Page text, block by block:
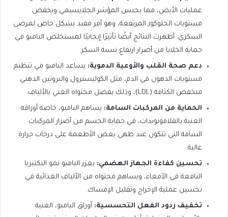
عمليات الأيض، مما يحسن المؤشر الجلايسيمي ويخفض
مستويات الجلوكوز المرتفعة، وهو أمر مفيد بشكل خاص لمرضى
السكري. أظهرت النتائج أيضًا تأثيرًا إيجابيًا لمستخلص البامبو في
حماية الخلايا من أضرار ارتفاع نسبة السكر.
دعم صحة القلب والأوعية الدموية: يساعد البامبو في تنظيم
مستويات الدهون في الدم، مثل الكوليسترول والبروتين الدهني
منخفض الكثافة (LDL)، وذلك بفضل محتواه الغني بالألياف.
الحماية من المركبات السامة: يساهم البامبو، خاصة أوراقه
الغنية بالفلافونويدات، في حماية الجسم من أضرار المركبات
السامة التي تتكون عند طهي بعض الأطعمة على درجات حرارة
عالية.
تحسين كفاءة الجهاز الهضمي: يعزز البامبو نمو البكتيريا
النافعة في الأمعاء، ويساهم محتواه من الألياف الغذائية في
تحسين عملية الإخراج وتقليل الإمساك.
تخفيف ردود الفعل التحسسية: أوراق البامبو، الغنية